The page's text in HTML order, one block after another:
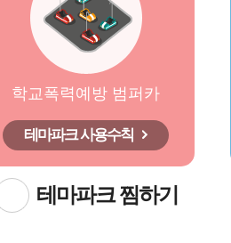
학교폭력예방 범퍼카
테마파크 사용수칙
테마파크 찜하기